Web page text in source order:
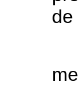
de